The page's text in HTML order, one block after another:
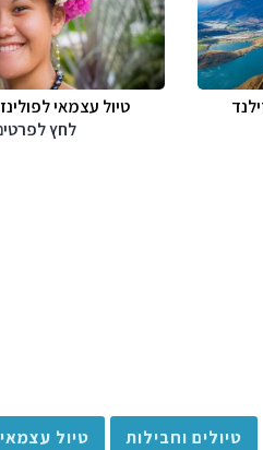
טיול עצמאי
לחץ
טיולים וחבילות טיול